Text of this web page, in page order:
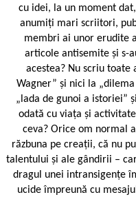
cu idei, la un moment
anumiți mari scriitori,
membri ai unor erudite
articole antisemite și s-
acestea? Nu scriu toate
Wagner” și nici la
„lada de gunoi a istoriei”
odată cu viața și
ceva? Orice om normal
răzbuna pe creații, că nu
talentului și ale gândirii –
dragul unei intransigențe
ucide împreună cu